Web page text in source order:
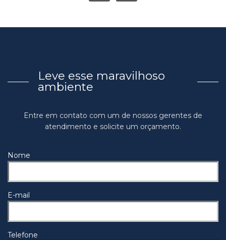
Leve esse maravilhoso
ambiente
Entre em contato com um de nossos gerentes de
atendimento e solicite um orçamento.
Nome
E-mail
Telefone